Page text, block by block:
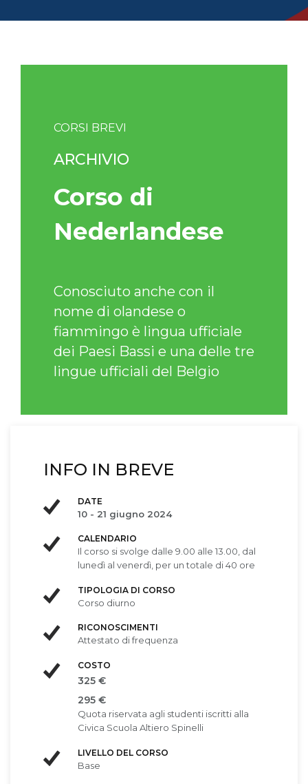
CORSI BREVI
ARCHIVIO
Corso di
Nederlandese
Conosciuto anche con il
nome di olandese o
fiammingo è lingua ufficiale
dei Paesi Bassi e una delle tre
lingue ufficiali del Belgio
INFO IN BREVE
DATE
10 - 21 giugno 2024
CALENDARIO
Il corso si svolge dalle 9.00 alle 13.00, dal
lunedì al venerdì, per un totale di 40 ore
TIPOLOGIA DI CORSO
Corso diurno
RICONOSCIMENTI
Attestato di frequenza
COSTO
325 €
295 €
Quota riservata agli studenti iscritti alla
Civica Scuola Altiero Spinelli
LIVELLO DEL CORSO
Base